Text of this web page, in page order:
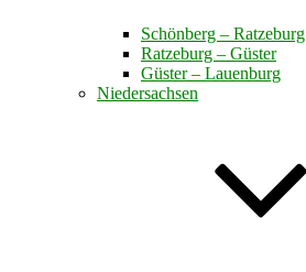
Schönberg – Ratzeburg
Ratzeburg – Güster
Güster – Lauenburg
Niedersachsen